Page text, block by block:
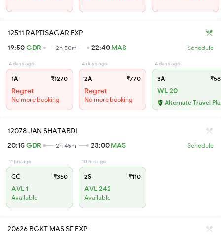
12511 RAPTISAGAR EXP
19:50GDR 2h 50m 22:40 MAS Schedule
4 days ago
1A ₹1270
Regret
No more booking
4 days ago
2A ₹770
Regret
No more booking
4 days ago
3A
WL 20
Alternate Travel
12078 JAN SHATABDI
20:15GDR 2h 45m 23:00 MAS Schedule
11 hrs ago
CC ₹350
AVL 1
Available
10 hrs ago
2S ₹110
AVL 242
Available
20626 BGKT MAS SF EXP